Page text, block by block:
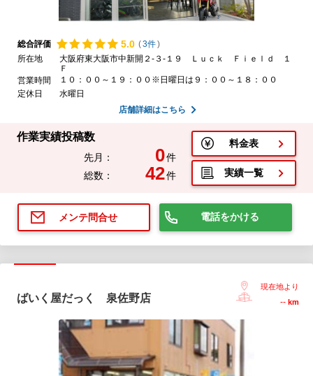
総合評価 5.0 (3件)
所在地
大阪府東大阪市中新開２‐３‐１９ Ｌｕｃｋ Ｆｉｅｌｄ １
Ｆ
営業時間
１０：００～１９：００※日曜日は９：００～１８：００
定休日
水曜日
店舗詳細はこちら
作業実績投稿数
先月： 0件
総数：
42件
料金表
実績一覧
メンテ問合せ 電話をかける
ばいく屋だっく 泉佐野店
現在地より
-- km